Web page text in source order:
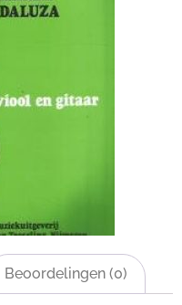
Beoordelingen (0)